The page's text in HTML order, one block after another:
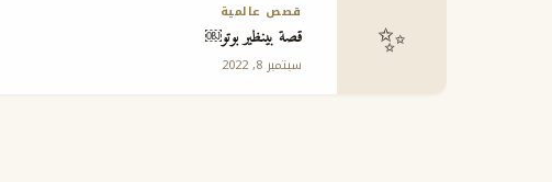
✨ قصص عالمية
قصة بينظير بوتو￼
سبتمبر 8, 2022